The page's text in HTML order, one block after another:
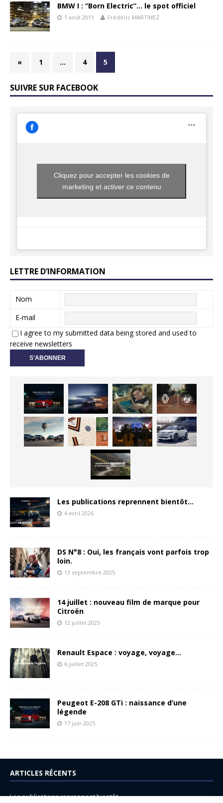
BMW I : “Born Electric”… le spot officiel
1 août 2011 Frédéric MARTINEZ
« 1 … 4 5
SUIVRE SUR FACEBOOK
Cliquez pour accepter les cookies de
marketing et activer ce contenu
LETTRE D’INFORMATION
Nom
E-mail
I agree to my submitted data being stored and used to
receive newsletters
Les publications reprennent bientôt…
4 avril 2026
DS N°8 : Oui, les français vont parfois trop
loin.
13 septembre 2025
14 juillet : nouveau film de marque pour
Citroën
12 juillet 2025
Renault Espace : voyage, voyage…
6 juillet 2025
Peugeot E-208 GTi : naissance d’une
légende
17 juin 2025
ARTICLES RÉCENTS
Les publications reprennent bientôt…